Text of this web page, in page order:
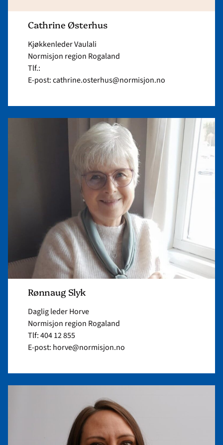
Cathrine Østerhus
Kjøkkenleder Vaulali
Normisjon region Rogaland
Tlf.:
E-post: cathrine.osterhus@normisjon.no
Rønnaug Slyk
Daglig leder Horve
Normisjon region Rogaland
Tlf: 404 12 855
E-post: horve@normisjon.no
Read
article
"Rønnaug
Slyk"
article
"Siv
Camilla
Ottesen"